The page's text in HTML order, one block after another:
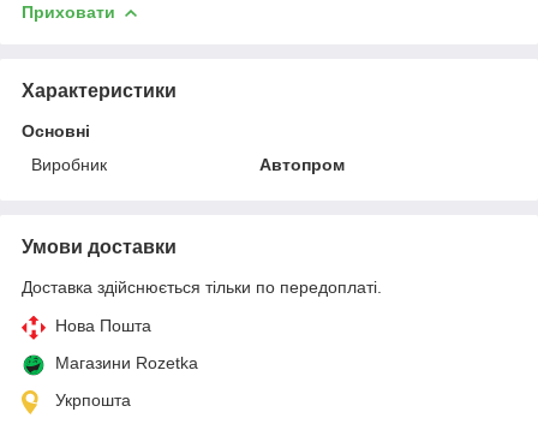
Приховати
Характеристики
Основні
Виробник
Автопром
Умови доставки
Доставка здійснюється тільки по передоплаті.
Нова Пошта
Магазини Rozetka
Укрпошта